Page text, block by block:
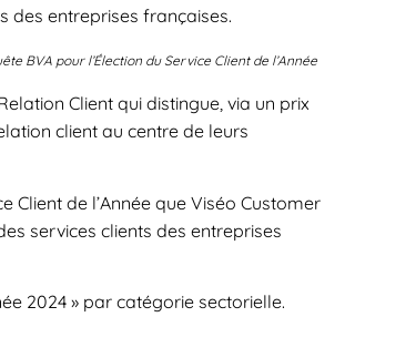
des entreprises françaises.
BVA pour l’Élection du Service Client de l’Année
Client qui distingue, via un prix
client au centre de leurs
Client de l’Année que Viséo Customer
services clients des entreprises
2024 » par catégorie sectorielle.